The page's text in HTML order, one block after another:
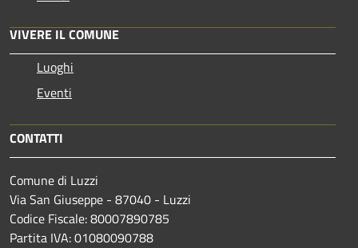
VIVERE IL COMUNE
Luoghi
Eventi
CONTATTI
Comune di Luzzi
Via San Giuseppe - 87040 - Luzzi
Codice Fiscale: 80007890785
Partita IVA: 01080090788